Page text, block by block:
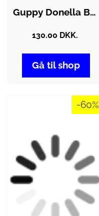
Guppy Donella Børne Sweatshirt - Black -…
130.00 DKK.
Gå til shop
-60%